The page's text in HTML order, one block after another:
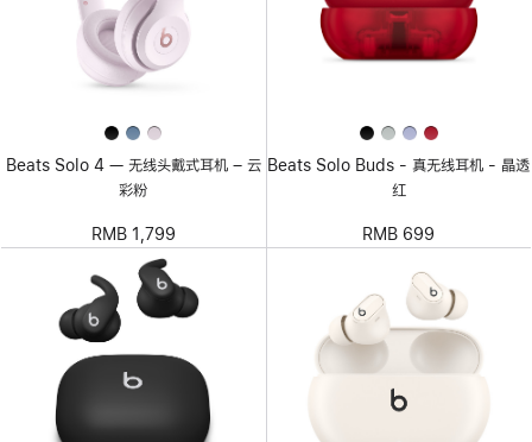
Beats Solo 4 — 无线头戴式耳机 – 云
彩粉
RMB 1,799
Beats Solo Buds - 真无线耳机 - 晶透
红
RMB 699